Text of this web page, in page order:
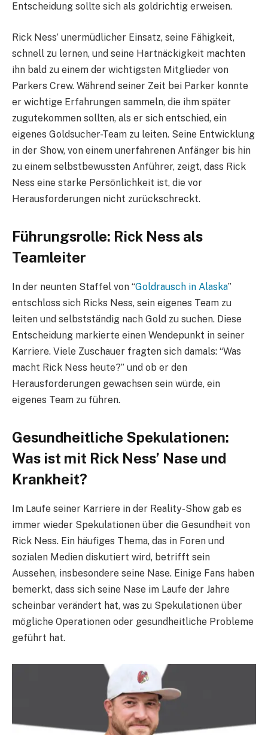
Entscheidung sollte sich als goldrichtig erweisen.
Rick Ness’ unermüdlicher Einsatz, seine Fähigkeit,
schnell zu lernen, und seine Hartnäckigkeit machten
ihn bald zu einem der wichtigsten Mitglieder von
Parkers Crew. Während seiner Zeit bei Parker konnte
er wichtige Erfahrungen sammeln, die ihm später
zugutekommen sollten, als er sich entschied, ein
eigenes Goldsucher-Team zu leiten. Seine Entwicklung
in der Show, von einem unerfahrenen Anfänger bis hin
zu einem selbstbewussten Anführer, zeigt, dass Rick
Ness eine starke Persönlichkeit ist, die vor
Herausforderungen nicht zurückschreckt.
Führungsrolle: Rick Ness als
Teamleiter
In der neunten Staffel von “Goldrausch in Alaska”
entschloss sich Ricks Ness, sein eigenes Team zu
leiten und selbstständig nach Gold zu suchen. Diese
Entscheidung markierte einen Wendepunkt in seiner
Karriere. Viele Zuschauer fragten sich damals: “Was
macht Rick Ness heute?” und ob er den
Herausforderungen gewachsen sein würde, ein
eigenes Team zu führen.
Gesundheitliche Spekulationen:
Was ist mit Rick Ness’ Nase und
Krankheit?
Im Laufe seiner Karriere in der Reality-Show gab es
immer wieder Spekulationen über die Gesundheit von
Rick Ness. Ein häufiges Thema, das in Foren und
sozialen Medien diskutiert wird, betrifft sein
Aussehen, insbesondere seine Nase. Einige Fans haben
bemerkt, dass sich seine Nase im Laufe der Jahre
scheinbar verändert hat, was zu Spekulationen über
mögliche Operationen oder gesundheitliche Probleme
geführt hat.